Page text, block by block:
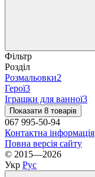
Фільтр
Розділ
Розмальовки2
Герої3
Іграшки для ванної3
Показати 8 товарів
067 995-50-94
Контактна інформація
Повна версія сайту
© 2015—2026
Укр Рус